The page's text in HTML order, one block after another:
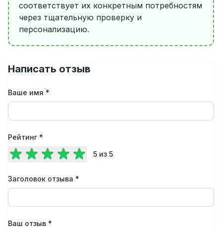
соответствует их конкретным потребностям
через тщательную проверку и
персонализацию.
Написать отзыв
Ваше имя *
Рейтинг *
5 из 5
Заголовок отзыва *
Ваш отзыв *